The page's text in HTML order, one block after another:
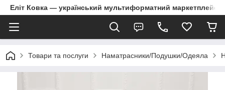
Еліт Ковка — український мультиформатний маркетплейс
Товари та послуги Наматрасники/Подушки/Одеяла